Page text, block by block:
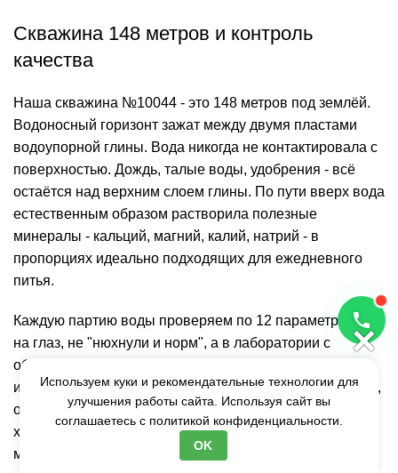
Скважина 148 метров и контроль
качества
Наша скважина №10044 - это 148 метров под землёй.
Водоносный горизонт зажат между двумя пластами
водоупорной глины. Вода никогда не контактировала с
поверхностью. Дождь, талые воды, удобрения - всё
остаётся над верхним слоем глины. По пути вверх вода
естественным образом растворила полезные
минералы - кальций, магний, калий, натрий - в
пропорциях идеально подходящих для ежедневного
питья.
Каждую партию воды проверяем по 12 параметрам. Не
на глаз, не "нюхнули и норм", а в лаборатории с
оборудованием за десятки миллионов рублей. Что
именно проверяем: микробиология (кишечная палочка,
общее микробное число - должно быть ноль),
химический состав (жёсткость 2.0-4.5 °Ж,
минерализация
200-300 мг/л, хлориды, сульфаты,
×
Используем куки и рекомендательные технологии для
улучшения работы сайта. Используя сайт вы
соглашаетесь с политикой конфиденциальности.
OK